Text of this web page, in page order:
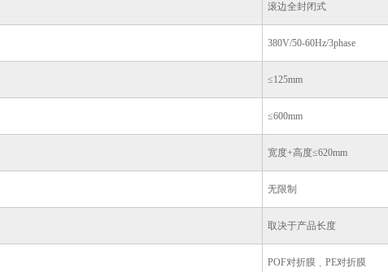
滚边全封闭式
380V/50-60Hz/3phase
≤125mm
≤600mm
宽度+高度≤620mm
无限制
取决于产品长度
POF对折膜﹑PE对折膜